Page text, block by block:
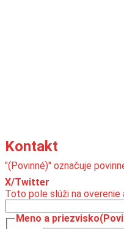
Kontakt
"(Povinné)" označuje
X/Twitter
Toto pole slúži na
Meno a priezvisko